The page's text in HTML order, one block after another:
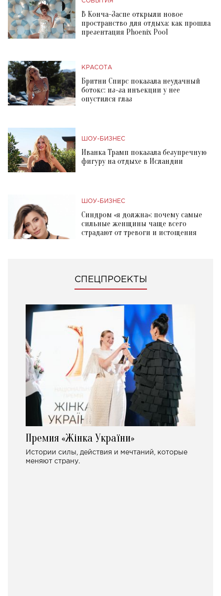
В Конча-Заспе открыли новое
пространство для отдыха: как прошла
презентация Phoenix Pool
КРАСОТА
Бритни Спирс показала неудачный
ботокс: из-за инъекции у нее
опустился глаз
ШОУ-БИЗНЕС
Иванка Трамп показала безупречную
фигуру на отдыхе в Исландии
ШОУ-БИЗНЕС
Синдром «я должна»: почему самые
сильные женщины чаще всего
страдают от тревоги и истощения
СПЕЦПРОЕКТЫ
Премия «Жінка України»
Истории силы, действия и мечтаний, которые
меняют страну.